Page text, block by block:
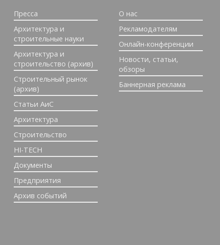
Пресса
Архитектура и
строительные науки
Архитектура и
строительство (архив)
Строительный рынок
(архив)
Статьи АиС
Архитектура
Строительство
HI-TECH
Документы
Предприятия
Архив событий
О нас
Рекламодателям
Онлайн-конференции
Новости, статьи,
обзоры
Баннерная реклама